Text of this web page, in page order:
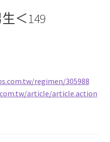
＜149
regimen/305988
article/article.action